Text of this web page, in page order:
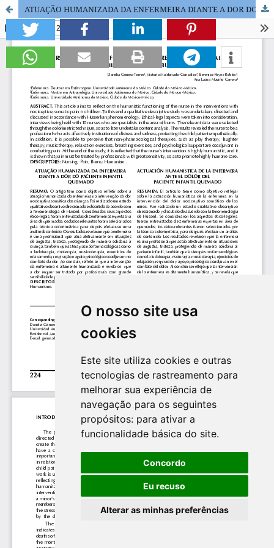
O nosso site usa
cookies
Este site utiliza cookies e outras
tecnologias de rastreamento para
melhorar sua experiência de
navegação para os seguintes
propósitos: para ativar a
funcionalidade básica do site.
Concordo
Eu recuso
Alterar as minhas preferências
ATUAÇÃO HUMANIZADA DA ENFERMEIRA DIANTE A DOR DO PACIENTE INFANTIL QUEIMADO